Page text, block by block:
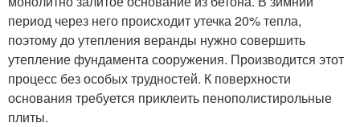
период через него происходит утечка 20% тепла,
поэтому до утепления веранды нужно совершить
утепление фундамента сооружения. Производится этот
процесс без особых трудностей. К поверхности
основания требуется приклеить пенополистирольные
плиты.